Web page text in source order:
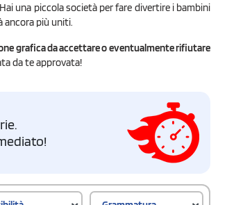
una piccola società per fare divertire i bambini
ancora più uniti.
grafica da accettare o eventualmente rifiutare
da te approvata!